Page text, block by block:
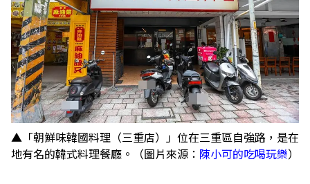
▲「朝鮮味韓國料理（三重店）」位在三重區自強路，是在
地有名的韓式料理餐廳。（圖片來源： 陳小可的吃喝玩樂）